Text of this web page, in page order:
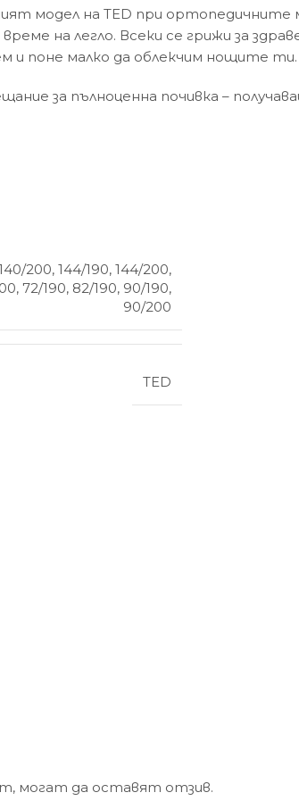
модел на TED при
на легло. Всеки се грижи за
и поне малко да облекчим нощите ти.
за пълноценна почивка –
200, 144/190, 144/200,
, 72/190, 82/190, 90/190,
90/200
TED
могат да оставят отзив.